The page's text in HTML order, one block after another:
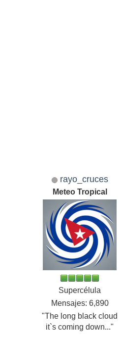
rayo_cruces
Meteo Tropical
Supercélula
Mensajes: 6,890
"The long black cloud
it`s coming down..."